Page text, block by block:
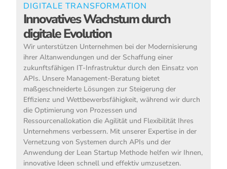
DIGITALE TRANSFORMATION
Innovatives Wachstum durch
digitale Evolution
Wir unterstützen Unternehmen bei der Modernisierung
ihrer Altanwendungen und der Schaffung einer
zukunftsfähigen IT-Infrastruktur durch den Einsatz von
APIs. Unsere Management-Beratung bietet
maßgeschneiderte Lösungen zur Steigerung der
Effizienz und Wettbewerbsfähigkeit, während wir durch
die Optimierung von Prozessen und
Ressourcenallokation die Agilität und Flexibilität Ihres
Unternehmens verbessern. Mit unserer Expertise in der
Vernetzung von Systemen durch APIs und der
Anwendung der Lean Startup Methode helfen wir Ihnen,
innovative Ideen schnell und effektiv umzusetzen.